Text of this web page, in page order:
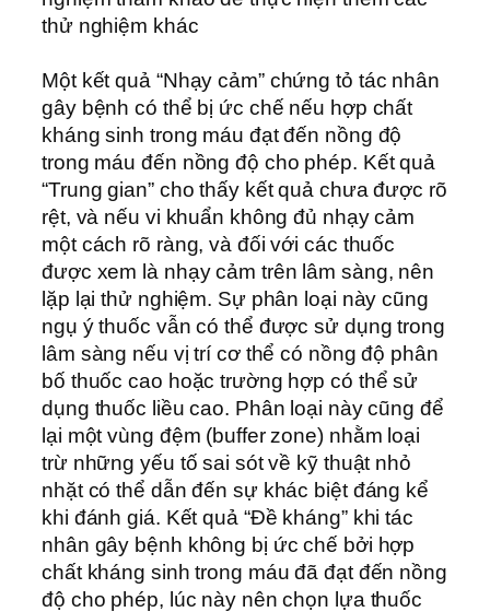
thử nghiệm khác
Một kết quả “Nhạy cảm” chứng tỏ tác nhân
gây bệnh có thể bị ức chế nếu hợp chất
kháng sinh trong máu đạt đến nồng độ
trong máu đến nồng độ cho phép. Kết quả
“Trung gian” cho thấy kết quả chưa được rõ
rệt, và nếu vi khuẩn không đủ nhạy cảm
một cách rõ ràng, và đối với các thuốc
được xem là nhạy cảm trên lâm sàng, nên
lặp lại thử nghiệm. Sự phân loại này cũng
ngụ ý thuốc vẫn có thể được sử dụng trong
lâm sàng nếu vị trí cơ thể có nồng độ phân
bố thuốc cao hoặc trường hợp có thể sử
dụng thuốc liều cao. Phân loại này cũng để
lại một vùng đệm (buffer zone) nhằm loại
trừ những yếu tố sai sót về kỹ thuật nhỏ
nhặt có thể dẫn đến sự khác biệt đáng kể
khi đánh giá. Kết quả “Ðề kháng” khi tác
nhân gây bệnh không bị ức chế bởi hợp
chất kháng sinh trong máu đã đạt đến nồng
độ cho phép, lúc này nên chọn lựa thuốc